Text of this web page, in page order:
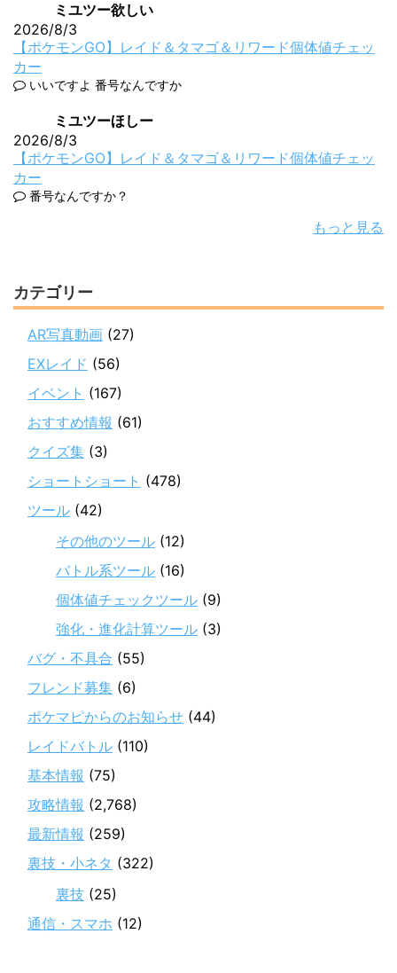
ミユツー欲しい
2026/8/3
【ポケモンGO】レイド＆タマゴ＆リワード個体値チェッ
カー
いいですよ 番号なんですか
ミユツーほしー
2026/8/3
【ポケモンGO】レイド＆タマゴ＆リワード個体値チェッ
カー
番号なんですか？
もっと見る
カテゴリー
AR写真動画 (27)
EXレイド (56)
イベント (167)
おすすめ情報 (61)
クイズ集 (3)
ショートショート (478)
ツール (42)
その他のツール (12)
バトル系ツール (16)
個体値チェックツール (9)
強化・進化計算ツール (3)
バグ・不具合 (55)
フレンド募集 (6)
ポケマピからのお知らせ (44)
レイドバトル (110)
基本情報 (75)
攻略情報 (2,768)
最新情報 (259)
裏技・小ネタ (322)
裏技 (25)
通信・スマホ (12)